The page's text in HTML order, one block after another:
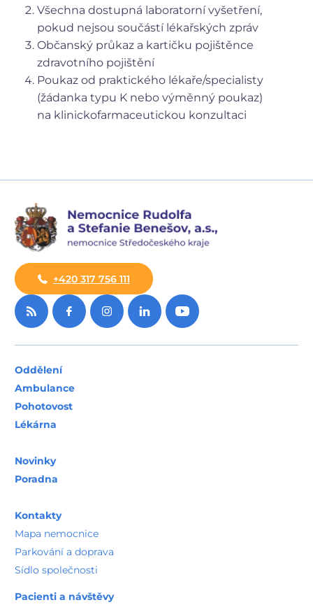
Všechna dostupná laboratorní vyšetření,
pokud nejsou součástí lékařských zpráv
Občanský průkaz a kartičku pojištěnce
zdravotního pojištění
Poukaz od praktického lékaře/specialisty
(žádanka typu K nebo výměnný poukaz)
na klinickofarmaceutickou konzultaci
+420 317 756 111
Oddělení
Ambulance
Pohotovost
Lékárna
Novinky
Poradna
Kontakty
Mapa nemocnice
Parkování a doprava
Sídlo společnosti
Pacienti a návštěvy